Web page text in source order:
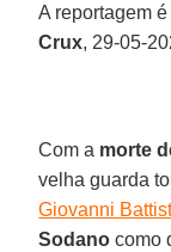
A reportagem
Crux, 29-05-
Com a morte
velha guarda
Giovanni
Sodano como